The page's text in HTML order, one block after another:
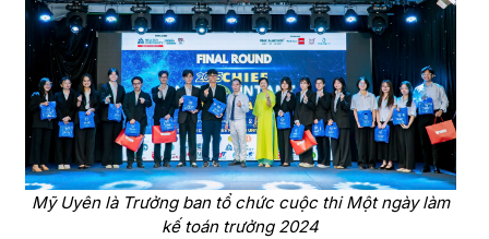
Mỹ Uyên là Trưởng ban tổ chức cuộc thi Một ngày làm
kế toán trưởng 2024